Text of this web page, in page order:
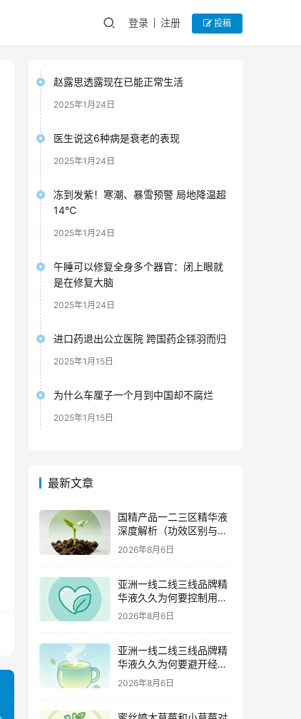
登录 注册 投稿
赵露思透露现在已能正常生活
2025年1月24日
医生说这6种病是衰老的表现
2025年1月24日
冻到发紫！寒潮、暴雪预警 局地降温超
14℃
2025年1月24日
午睡可以修复全身多个器官：闭上眼就
是在修复大脑
2025年1月24日
进口药退出公立医院 跨国药企铩羽而归
2025年1月15日
为什么车厘子一个月到中国却不腐烂
2025年1月15日
最新文章
国精产品一二三区精华液
深度解析（功效区别与适
用肤质全指南）
2026年8月6日
亚洲一线二线三线品牌精
华液久久为何要控制用量
（过度使用与皮肤负担的
2026年8月6日
亚洲一线二线三线品牌精
华液久久为何要避开经期
（激素变化与皮肤敏感度
关联）
2026年8月6日